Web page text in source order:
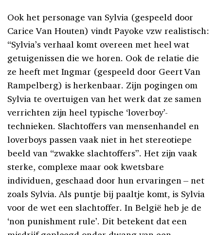
Ook het personage van Sylvia (gespeeld door
Carice Van Houten) vindt Payoke vzw realistisch:
“Sylvia’s verhaal komt overeen met heel wat
getuigenissen die we horen. Ook de relatie die
ze heeft met Ingmar (gespeeld door Geert Van
Rampelberg) is herkenbaar. Zijn pogingen om
Sylvia te overtuigen van het werk dat ze samen
verrichten zijn heel typische ‘loverboy’-
technieken. Slachtoffers van mensenhandel en
loverboys passen vaak niet in het stereotiepe
beeld van “zwakke slachtoffers”. Het zijn vaak
sterke, complexe maar ook kwetsbare
individuen, geschaad door hun ervaringen – net
zoals Sylvia. Als puntje bij paaltje komt, is Sylvia
voor de wet een slachtoffer. In België heb je de
‘non punishment rule’. Dit betekent dat een